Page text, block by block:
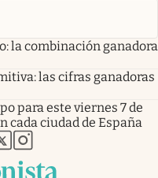
la combinación ganadora
las cifras ganadoras
para este viernes 7 de
cada ciudad de España
pestaña
nueva pestaña
en nueva pestaña
abre en nueva pestaña
abre en nueva pestaña